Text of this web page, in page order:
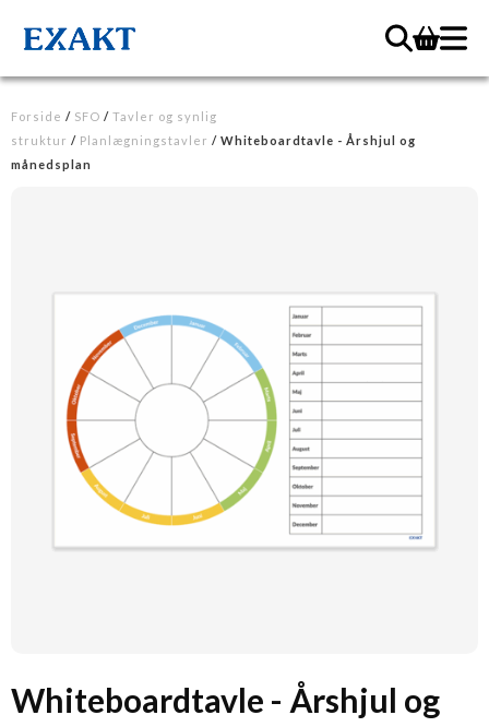
Forside / SFO / Tavler og synlig
struktur / Planlægningstavler / Whiteboardtavle - Årshjul og
månedsplan
Whiteboardtavle - Årshjul og